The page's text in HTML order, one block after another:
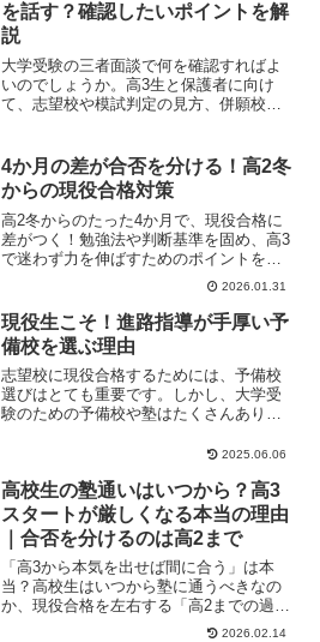
を話す？確認したいポイントを解
説
大学受験の三者面談で何を確認すればよ
いのでしょうか。高3生と保護者に向け
て、志望校や模試判定の見方、併願校の
4か月の差が合否を分ける！高2冬
からの現役合格対策
高2冬からのたった4か月で、現役合格に
差がつく！勉強法や判断基準を固め、高3
で迷わず力を伸ばすためのポイントを分
2026.01.31
現役生こそ！進路指導が手厚い予
備校を選ぶ理由
志望校に現役合格するためには、予備校
選びはとても重要です。しかし、大学受
験のための予備校や塾はたくさんありま
2025.06.06
高校生の塾通いはいつから？高3
スタートが厳しくなる本当の理由
｜合否を分けるのは高2まで
「高3から本気を出せば間に合う」は本
当？高校生はいつから塾に通うべきなの
か、現役合格を左右する「高2までの過ご
し方」と高3スタートが厳しくなる理由を
2026.02.14